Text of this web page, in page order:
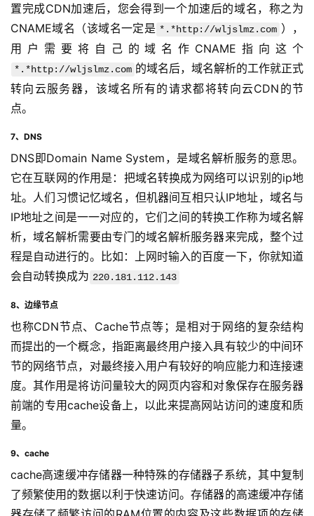
置完成CDN加速后，您会得到一个加速后的域名，称之为
CNAME域名（该域名一定是 *.*http://wljslmz.com ），
用户需要将自己的域名作CNAME指向这个
*.*http://wljslmz.com 的域名后，域名解析的工作就正式
转向云服务器，该域名所有的请求都将转向云CDN的节
点。
7、DNS
DNS即Domain Name System，是域名解析服务的意思。
它在互联网的作用是：把域名转换成为网络可以识别的ip地
址。人们习惯记忆域名，但机器间互相只认IP地址，域名与
IP地址之间是一一对应的，它们之间的转换工作称为域名解
析，域名解析需要由专门的域名解析服务器来完成，整个过
程是自动进行的。比如：上网时输入的百度一下，你就知道
会自动转换成为 220.181.112.143
8、边缘节点
也称CDN节点、Cache节点等；是相对于网络的复杂结构
而提出的一个概念，指距离最终用户接入具有较少的中间环
节的网络节点，对最终接入用户有较好的响应能力和连接速
度。其作用是将访问量较大的网页内容和对象保存在服务器
前端的专用cache设备上，以此来提高网站访问的速度和质
量。
9、cache
cache高速缓冲存储器一种特殊的存储器子系统，其中复制
了频繁使用的数据以利于快速访问。存储器的高速缓冲存储